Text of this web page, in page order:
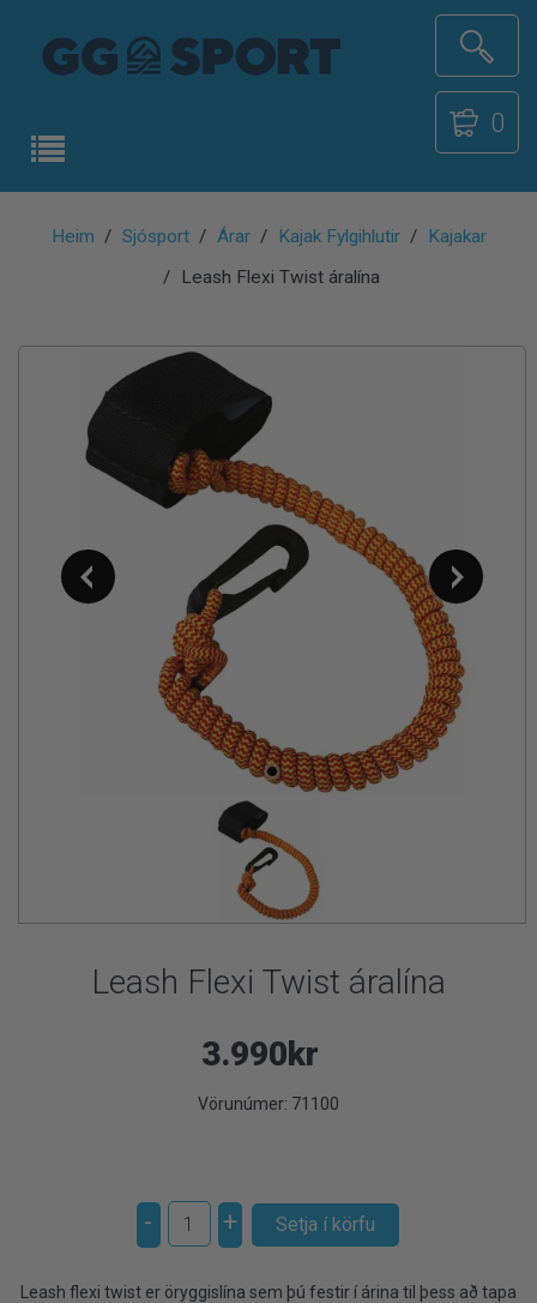
0
Heim Sjósport Árar Kajak Fylgihlutir
Kajakar
Leash Flexi Twist áralína
Leash Flexi Twist áralína
3.990kr
Vörunúmer: 71100
- +
Leash flexi twist er öryggislína sem þú festir í árina til þess að tapa